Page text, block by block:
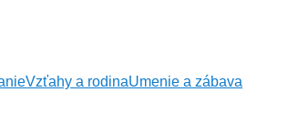
Vzťahy a rodinaUmenie a zábava